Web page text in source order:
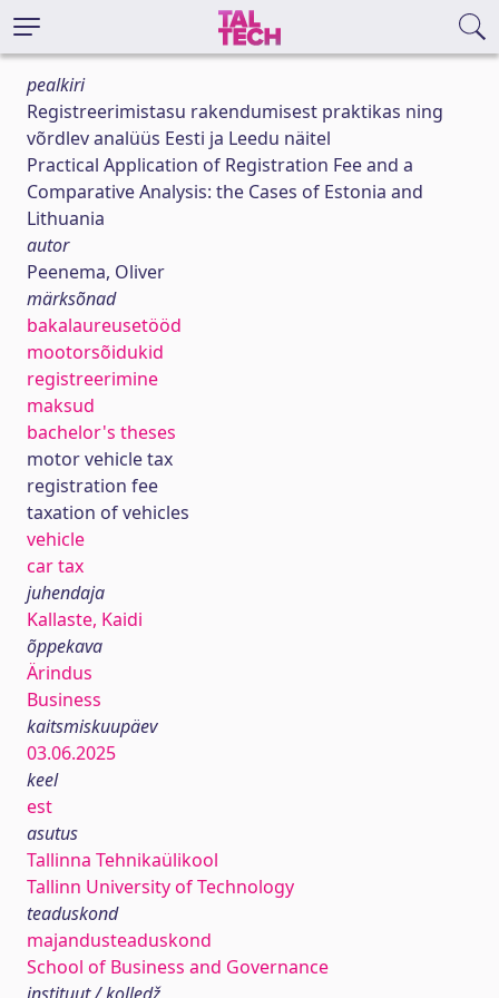
pealkiri
Registreerimistasu rakendumisest praktikas ning
võrdlev analüüs Eesti ja Leedu näitel
Practical Application of Registration Fee and a
Comparative Analysis: the Cases of Estonia and
Lithuania
autor
Peenema, Oliver
märksõnad
bakalaureusetööd
mootorsõidukid
registreerimine
maksud
bachelor's theses
motor vehicle tax
registration fee
taxation of vehicles
vehicle
car tax
juhendaja
Kallaste, Kaidi
õppekava
Ärindus
Business
kaitsmiskuupäev
03.06.2025
keel
est
asutus
Tallinna Tehnikaülikool
Tallinn University of Technology
teaduskond
majandusteaduskond
School of Business and Governance